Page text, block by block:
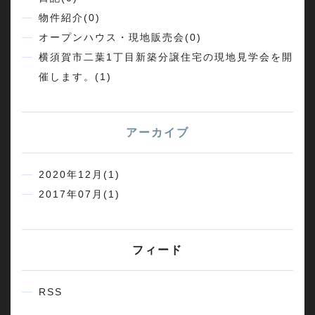
物件紹介(0)
オープンハウス・現地販売会(0)
横須賀市二葉1丁目新築分譲住宅の現地見学会を開
催します。(1)
アーカイブ
2020年12月(1)
2017年07月(1)
フィード
RSS